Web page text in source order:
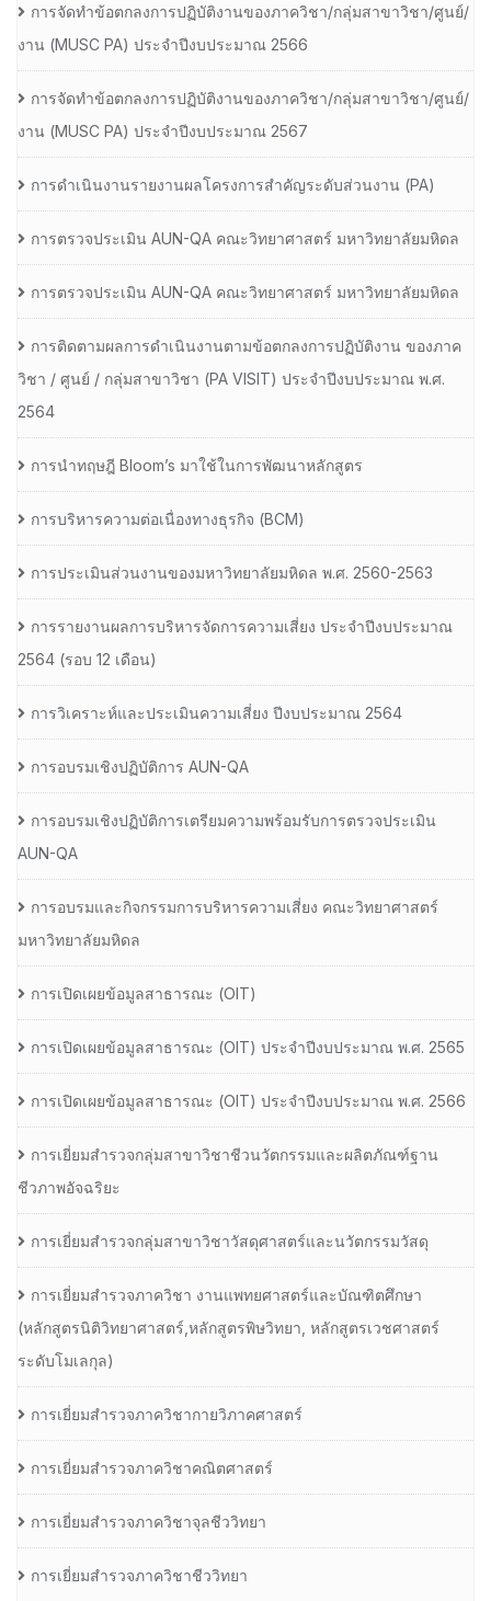
การจัดทำข้อตกลงการปฏิบัติงานของภาควิชา/กลุ่มสาขาวิชา/ศูนย์/
งาน (MUSC PA) ประจำปีงบประมาณ 2566
การจัดทำข้อตกลงการปฏิบัติงานของภาควิชา/กลุ่มสาขาวิชา/ศูนย์/
งาน (MUSC PA) ประจำปีงบประมาณ 2567
การดำเนินงานรายงานผลโครงการสำคัญระดับส่วนงาน (PA)
การตรวจประเมิน AUN-QA คณะวิทยาศาสตร์ มหาวิทยาลัยมหิดล
การตรวจประเมิน AUN-QA คณะวิทยาศาสตร์ มหาวิทยาลัยมหิดล
การติดตามผลการดำเนินงานตามข้อตกลงการปฏิบัติงาน ของภาค
วิชา / ศูนย์ / กลุ่มสาขาวิชา (PA VISIT) ประจำปีงบประมาณ พ.ศ.​
2564
การนำทฤษฎี Bloom’s มาใช้ในการพัฒนาหลักสูตร
การบริหารความต่อเนื่องทางธุรกิจ (BCM)
การประเมินส่วนงานของมหาวิทยาลัยมหิดล พ.ศ. 2560-2563
การรายงานผลการบริหารจัดการความเสี่ยง ประจำปีงบประมาณ
2564 (รอบ 12 เดือน)
การวิเคราะห์และประเมินความเสี่ยง ปีงบประมาณ 2564
การอบรมเชิงปฏิบัติการ AUN-QA
การอบรมเชิงปฏิบัติการเตรียมความพร้อมรับการตรวจประเมิน
AUN-QA
การอบรมและกิจกรรมการบริหารความเสี่ยง คณะวิทยาศาสตร์
มหาวิทยาลัยมหิดล
การเปิดเผยข้อมูลสาธารณะ (OIT)
การเปิดเผยข้อมูลสาธารณะ (OIT) ประจำปีงบประมาณ พ.ศ. 2565
การเปิดเผยข้อมูลสาธารณะ (OIT) ประจำปีงบประมาณ พ.ศ. 2566
การเยี่ยมสำรวจกลุ่มสาขาวิชาชีวนวัตกรรมและผลิตภัณฑ์ฐาน
ชีวภาพอัจฉริยะ
การเยี่ยมสำรวจกลุ่มสาขาวิชาวัสดุศาสตร์และนวัตกรรมวัสดุ
การเยี่ยมสำรวจภาควิชา งานแพทยศาสตร์และบัณฑิตศึกษา
(หลักสูตรนิติวิทยาศาสตร์,หลักสูตรพิษวิทยา, หลักสูตรเวชศาสตร์
ระดับโมเลกุล)
การเยี่ยมสำรวจภาควิชากายวิภาคศาสตร์
การเยี่ยมสำรวจภาควิชาคณิตศาสตร์
การเยี่ยมสำรวจภาควิชาจุลชีววิทยา
การเยี่ยมสำรวจภาควิชาชีววิทยา